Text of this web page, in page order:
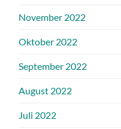
November 2022
Oktober 2022
September 2022
August 2022
Juli 2022